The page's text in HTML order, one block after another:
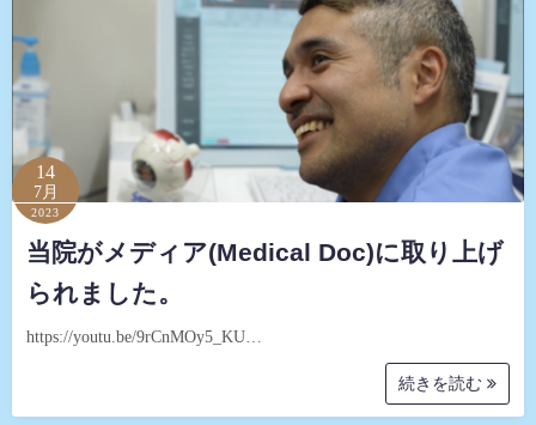
14
7月
2023
当院がメディア(Medical Doc)に取り上げ
られました。
https://youtu.be/9rCnMOy5_KU…
続きを読む